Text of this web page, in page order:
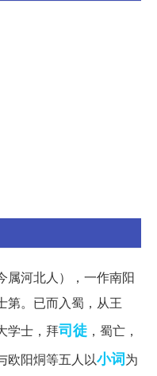
属河北人），一作南阳
第。已而入蜀，从王
学士，拜司徒 ，蜀亡，
欧阳烔等五人以小词为